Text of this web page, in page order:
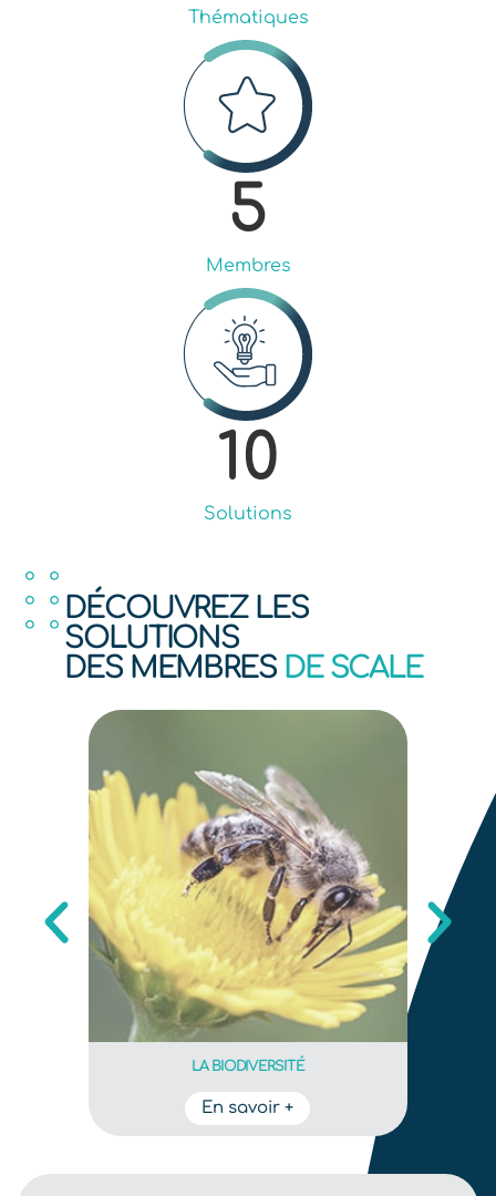
Thématiques
Membres
5
Solutions
10
DÉCOUVREZ LES
SOLUTIONS
DES MEMBRES DE SCALE
LA BIODIVERSITÉ
En savoir +